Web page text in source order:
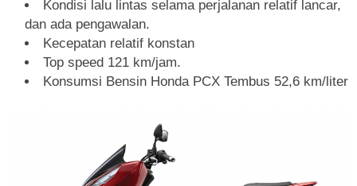
Kondisi lalu lintas selama perjalanan relatif lancar,
dan ada pengawalan.
Kecepatan relatif konstan
Top speed 121 km/jam.
Konsumsi Bensin Honda PCX Tembus 52,6 km/liter